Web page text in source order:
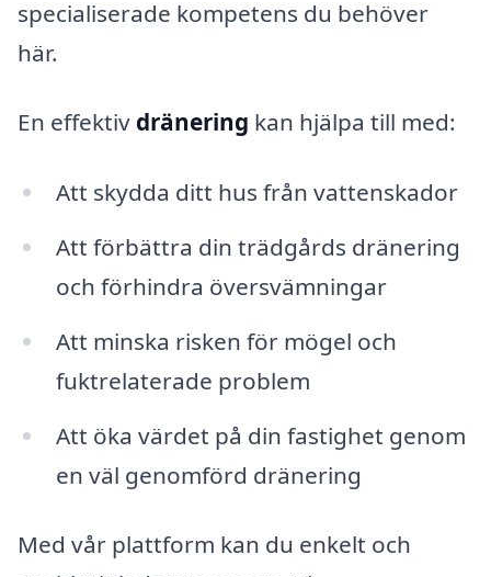
specialiserade kompetens du behöver
här.
En effektiv dränering kan hjälpa till med:
Att skydda ditt hus från vattenskador
Att förbättra din trädgårds dränering
och förhindra översvämningar
Att minska risken för mögel och
fuktrelaterade problem
Att öka värdet på din fastighet genom
en väl genomförd dränering
Med vår plattform kan du enkelt och